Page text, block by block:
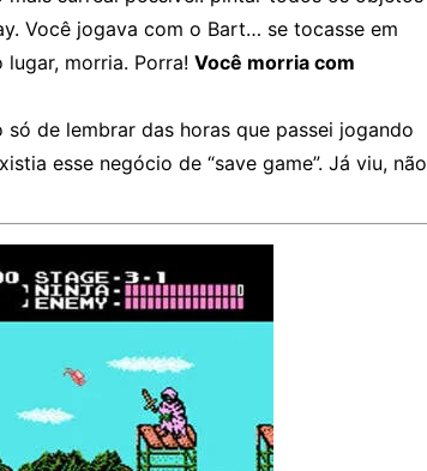
Você jogava com o Bart… se tocasse em
morria. Porra! Você morria com
de lembrar das horas que passei jogando
esse negócio de “save game”. Já viu, não